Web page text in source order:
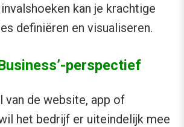
kan je krachtige
definiëren en visualiseren.
perspectief
van de website, app of
het bedrijf er uiteindelijk mee